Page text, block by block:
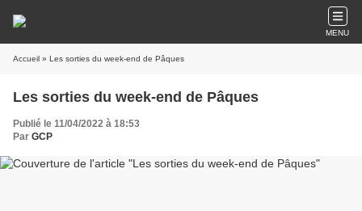
MENU
Accueil » Les sorties du week-end de Pâques
Les sorties du week-end de Pâques
Publié le 11/04/2022 à 18:53
Par GCP